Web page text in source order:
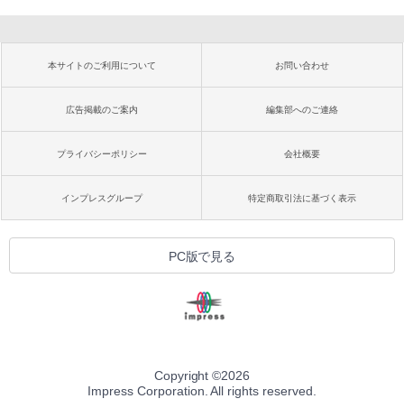
本サイトのご利用について お問い合わせ
広告掲載のご案内 編集部へのご連絡
プライバシーポリシー 会社概要
インプレスグループ 特定商取引法に基づく表示
PC版で見る
Copyright ©2026
Impress Corporation. All rights reserved.